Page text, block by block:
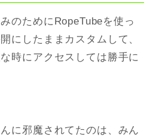
のためにRopeTubeを使っ
にしたままカスタムして、
時にアクセスしては勝手に
に邪魔されてたのは、みん